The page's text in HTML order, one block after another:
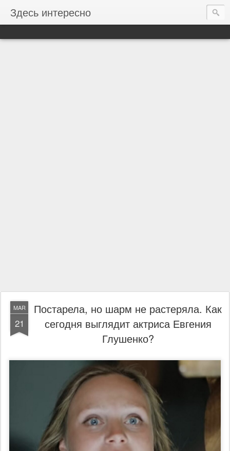
Здесь интересно
MAR
21
Постарела, но шарм не растеряла. Как
сегодня выглядит актриса Евгения
Глушенко?